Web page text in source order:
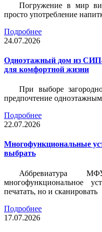
Погружение в мир
просто употребление
Подробнее
24.07.2026
Одноэтажный дом из
для комфортной жизни
При выборе
предпочтение
Подробнее
22.07.2026
Многофункциональные
выбрать
Аббревиатура
многофункциональное
печатать, но и сканировать
Подробнее
17.07.2026